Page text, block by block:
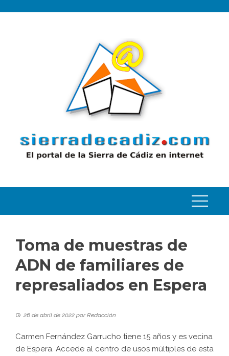
Toma de muestras de
ADN de familiares de
represaliados en Espera
26 de abril de 2022 porRedacción
Carmen Fernández Garrucho tiene 15 años y es vecina
de Espera. Accede al centro de usos múltiples de esta